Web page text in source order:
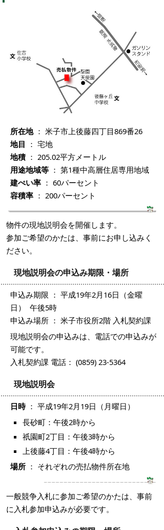
所在地： 米子市上後藤四丁目869番26
地目 ： 宅地
地積： 205.02平方メートル
用途地域等 ： 第1種中高層住居専用地域
建ぺい率 ： 60パーセント
容積率 ： 200パーセント
物件の現地説明会を開催します。
参加ご希望のかたは、事前にお申し込みく
ださい。
現地説明会の申込み期限・場所
申込み期限 ： 平成19年2月16日（金曜
日） 午後5時
申込み場所 ： 米子市役所2階 入札契約課
現地説明会の申込みは、電話での申込みが
可能です。
入札契約課 電話： (0859) 23-5364
現地説明会
日時 ： 平成19年2月19日（月曜日）
長砂町：午後2時から
祇園町2丁目：午後3時から
上後藤4丁目：午後4時から
場所 ： それぞれの売払物件所在地
一般競争入札に参加ご希望のかたは、事前
に入札参加申込みが必要です。